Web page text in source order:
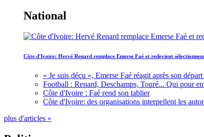
National
Côte d'Ivoire: Hervé Renard remplace Emerse Faé et redevient
« Je suis déçu », Emerse Faé réagit après son
Football : Renard, Deschamps, Touré... Qui pour
Côte d'Ivoire : Faé rend son tablier
Côte d'Ivoire: des organisations interpellent les
plus d'articles »